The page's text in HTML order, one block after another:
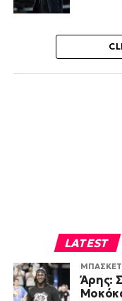
LATEST
ΜΠΑΣΚΕΤ
Άρης: